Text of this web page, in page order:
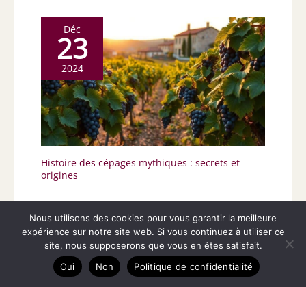
Déc
23
2024
Histoire des cépages mythiques : secrets et
origines
Déc
24
2024
Nous utilisons des cookies pour vous garantir la meilleure
expérience sur notre site web. Si vous continuez à utiliser ce
site, nous supposerons que vous en êtes satisfait.
Oui
Non Politique de confidentialité